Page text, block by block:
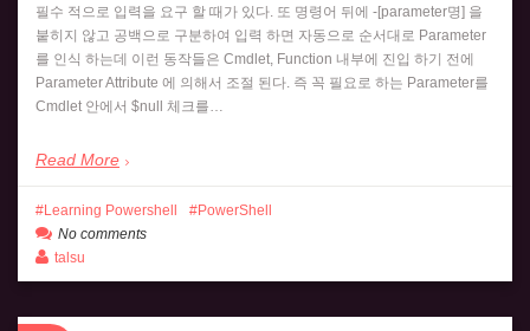
필수 적으로 입력을 요구 할 때가 있다. 또 명령어 뒤에 -[parameter명] 을
붙히지 않고 공백으로 구분하여 입력 하면 자동으로 순서대로 Parameter
를 인식 하는데 이런 동작들은 Cmdlet, Function 내부에 진입 하기 전에
Parameter Attribute 에 의해서 조절 된다. 즉 꼭 필요로 하는 Parameter를
Cmdlet 안에서 $null 체크를…
Read More
Learning Powershell
PowerShell
No comments
talsu